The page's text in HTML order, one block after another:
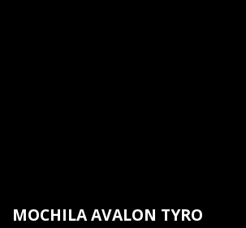
MOCHILA AVALON TYRO